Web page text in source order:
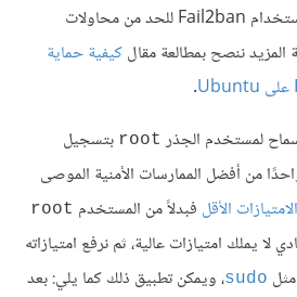
حلول مخصصة لذلك مثل استخدام Fail2ban للحد من محاولات
المزيد ننصح بمطالعة مقالكيفية حماية
.
لمستخدم الجذر root بتسجيل
من أفضل الممارسات الأمنية الموصى
الأقل فبدلاً من المستخدم root
يملك امتيازات عالية، ثم نرفع امتيازاته
sudo، ويمكن تطبيق ذلك كما يلي: بعد